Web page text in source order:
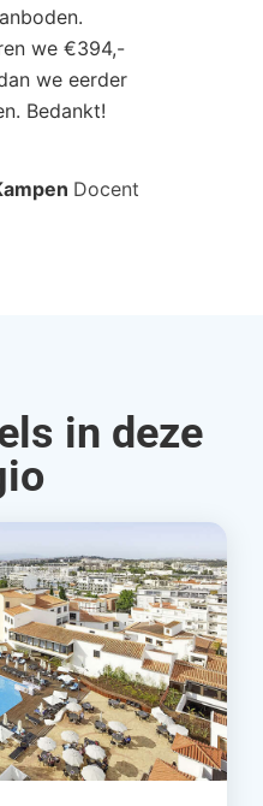
we €394,-
we eerder
Bedankt!
Docent
in deze